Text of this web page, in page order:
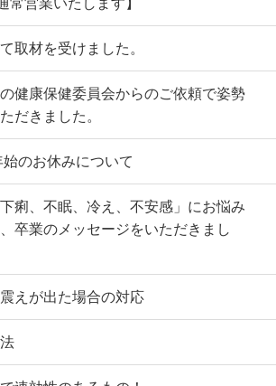
常営業いたします】
取材を受けました。
健康保健委員会からのご依頼で姿勢
だきました。
のお休みについて
下痢、不眠、冷え、不安感」にお悩み
卒業のメッセージをいただきまし
えが出た場合の対応